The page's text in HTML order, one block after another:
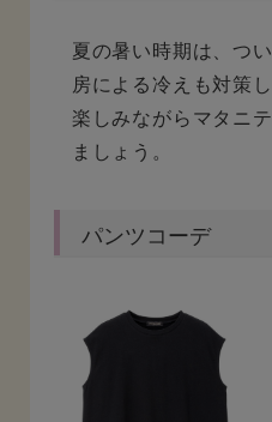
夏の暑い時期は、つ
房による冷えも対策
楽しみながらマタニ
ましょう。
パンツコーデ